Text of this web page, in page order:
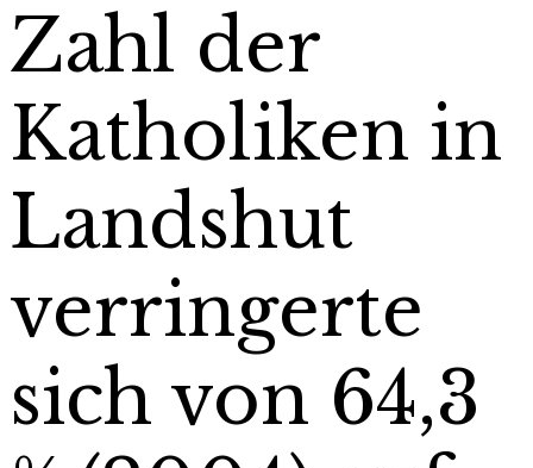
Zahl der
Katholiken in
Landshut
verringerte
sich von 64,3